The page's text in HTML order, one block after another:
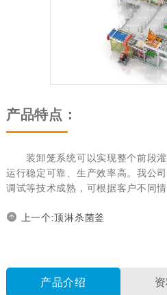
无篮式杀菌系统
杀菌车间自动化系统（
静水压杀菌系统
能源回收
产品特点：
装卸笼系统可以实现整个前段灌
运行稳定可靠、生产效率高。我公
调试等技术成熟，可根据客户不同
上一个:顶淋杀菌釜
产品介绍